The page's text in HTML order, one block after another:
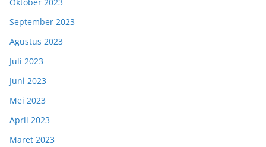
September 2023
Agustus 2023
Juli 2023
Juni 2023
Mei 2023
April 2023
Maret 2023